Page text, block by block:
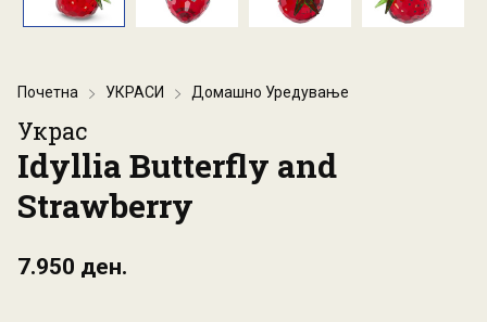
Почетна УКРАСИ Домашно Уредување
Украс
Idyllia Butterfly and
Strawberry
7.950 ден.